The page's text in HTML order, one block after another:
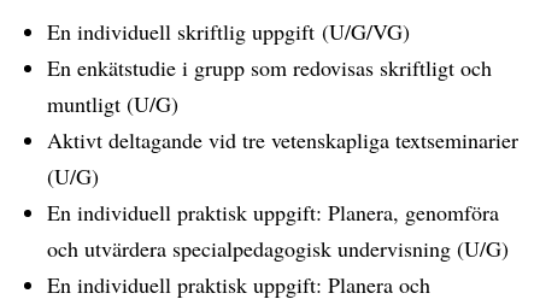
En individuell skriftlig uppgift (U/G/VG)
En enkätstudie i grupp som redovisas skriftligt och
muntligt (U/G)
Aktivt deltagande vid tre vetenskapliga textseminarier
(U/G)
En individuell praktisk uppgift: Planera, genomföra
och utvärdera specialpedagogisk undervisning (U/G)
En individuell praktisk uppgift: Planera och